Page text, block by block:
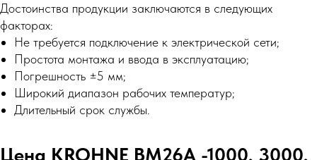
Достоинства продукции заключаются в следующих
факторах:
Не требуется подключение к электрической сети;
Простота монтажа и ввода в эксплуатацию;
Погрешность ±5 мм;
Широкий диапазон рабочих температур;
Длительный срок службы.
Цена KROHNE BM26A -1000, 3000,